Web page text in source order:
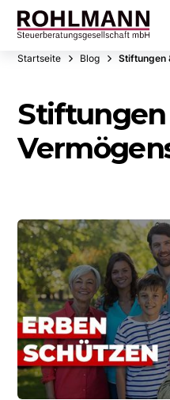
Startseite Blog Stiftungen
Stiftungen